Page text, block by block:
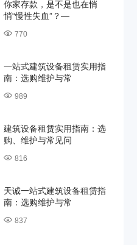
你家存款，是不是也在悄
悄“慢性失血”？—
770
一站式建筑设备租赁实用指
南：选购维护与常
989
建筑设备租赁实用指南：选
购、维护与常见问
816
天诚一站式建筑设备租赁指
南：选购维护与常
837